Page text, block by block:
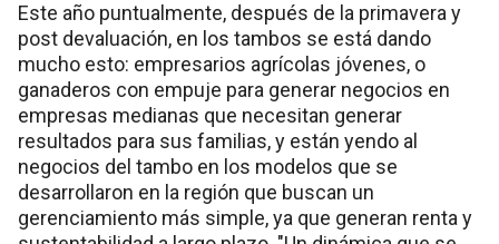
Este año puntualmente, después de la primavera y
post devaluación, en los tambos se está dando
mucho esto: empresarios agrícolas jóvenes, o
ganaderos con empuje para generar negocios en
empresas medianas que necesitan generar
resultados para sus familias, y están yendo al
negocios del tambo en los modelos que se
desarrollaron en la región que buscan un
gerenciamiento más simple, ya que generan renta y